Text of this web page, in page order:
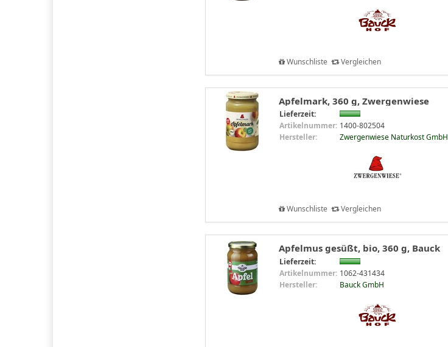
Wunschliste Vergleichen
Apfelmark, 360 g, Zwergenwiese
Lieferzeit:
Artikelnummer: 1400-802504
Hersteller:
Zwergenwiese Naturkost GmbH
Wunschliste Vergleichen
Apfelmus gesüßt, bio, 360 g, Bauck
Lieferzeit:
Artikelnummer: 1062-431434
Hersteller:
Bauck GmbH